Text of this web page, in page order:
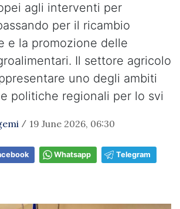
agli interventi per
per il ricambio
e la promozione delle
Il settore agricolo
uno degli ambiti
politiche regionali per lo svi
/ 19 June 2026, 06:30
Whatsapp Telegram